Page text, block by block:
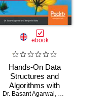
,Dusty Phillips
ebook
Hands-On Data
Structures and
Algorithms with
Python. Write
Dr. Basant Agarwal , Benjamin Baka